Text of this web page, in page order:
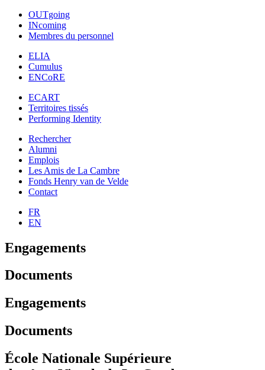
OUTgoing
INcoming
Membres du personnel
ELIA
Cumulus
ENCoRE
ECART
Territoires tissés
Performing Identity
Rechercher
Alumni
Emplois
Les Amis de La Cambre
Fonds Henry van de Velde
Contact
FR
EN
Engagements
Documents
Engagements
Documents
École Nationale Supérieure